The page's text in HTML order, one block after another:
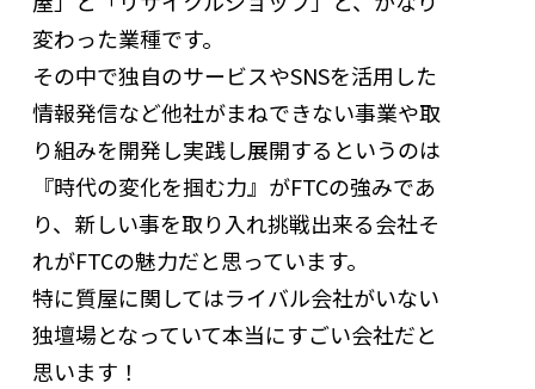
変わった業種です。
その中で独自のサービスやSNSを活用した
情報発信など他社がまねできない事業や取
り組みを開発し実践し展開するというのは
『時代の変化を掴む力』がFTCの強みであ
り、新しい事を取り入れ挑戦出来る会社そ
れがFTCの魅力だと思っています。
特に質屋に関してはライバル会社がいない
独壇場となっていて本当にすごい会社だと
思います！